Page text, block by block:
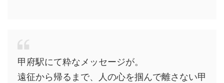
甲府駅にて粋なメッセージが。
遠征から帰るまで、人の心を掴んで離さない甲